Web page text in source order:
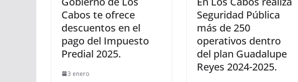
Cabos te ofrece
descuentos en el
pago del Impuesto
Predial 2025.
3 enero
Seguridad Pública
más de 250
operativos dentro
del plan Guadalupe
Reyes 2024-2025.